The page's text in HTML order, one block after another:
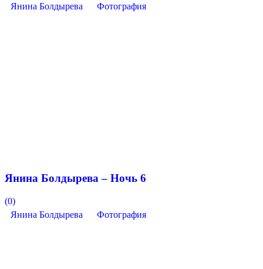
Янина Болдырева
Фотография
Янина Болдырева – Ночь 6
(0)
Янина Болдырева
Фотография